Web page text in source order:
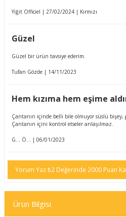
Yiğit Officiel | 27/02/2024 | Kırmızı
Güzel
Güzel bir ürün tavsiye ederim.
Tufan Gözde | 14/11/2023
Hem kızıma hem eşime
Çantanın içinde belli bile olmuyor süslü
Çantanın içini kontrol etseler anlaşılmaz.
G... Ö... | 06/01/2023
Yorum Yaz ₺2 Değerinde 2000 Puan
Ürün Bilgisi